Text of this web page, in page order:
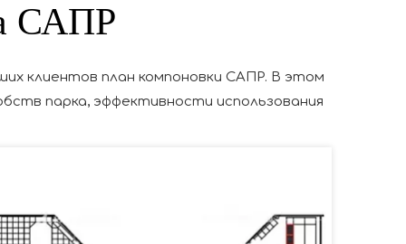
САПР
клиентов план компоновки САПР. В этом
парка, эффективности использования